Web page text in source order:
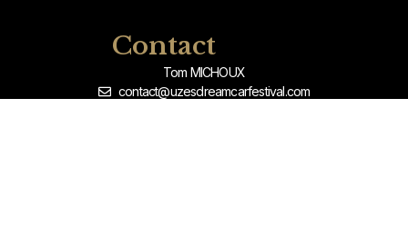
Contact
Tom MICHOUX
contact@uzesdreamcarfestival.com